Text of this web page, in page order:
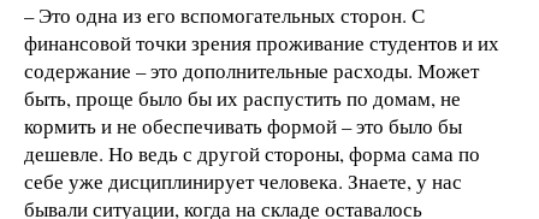
– Это одна из его вспомогательных сторон. С
финансовой точки зрения проживание студентов и их
содержание – это дополнительные расходы. Может
быть, проще было бы их распустить по домам, не
кормить и не обеспечивать формой – это было бы
дешевле. Но ведь с другой стороны, форма сама по
себе уже дисциплинирует человека. Знаете, у нас
бывали ситуации, когда на складе оставалось